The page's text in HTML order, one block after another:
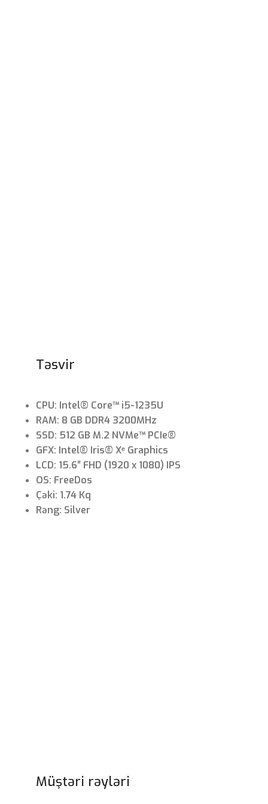
Təsvir
CPU: Intel® Core™ i5-1235U
RAM: 8 GB DDR4 3200MHz
SSD: 512 GB M.2 NVMe™ PCIe®
GFX: Intel® Iris® Xᵉ Graphics
LCD: 15.6″ FHD (1920 x 1080) IPS
OS: FreeDos
Çəki: 1.74 Kq
Rəng: Silver
Müştəri rəyləri